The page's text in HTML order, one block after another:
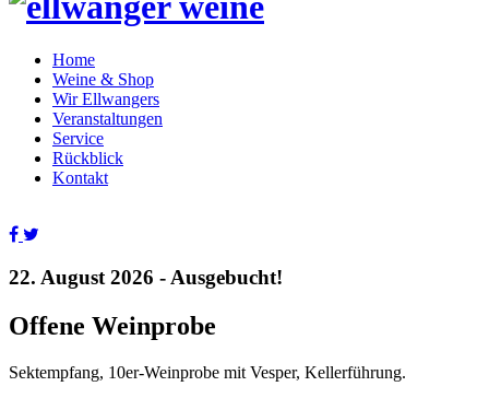
Home
Weine & Shop
Wir Ellwangers
Veranstaltungen
Service
Rückblick
Kontakt
22. August 2026 - Ausgebucht!
Offene Weinprobe
Sektempfang, 10er-Weinprobe mit Vesper, Kellerführung.